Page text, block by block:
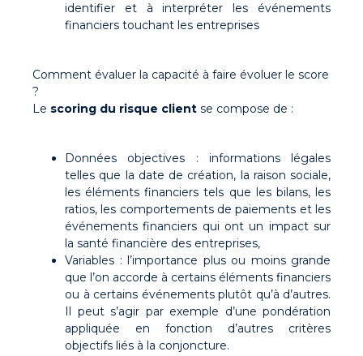
identifier et à interpréter les événements
financiers touchant les entreprises
Comment évaluer la capacité à faire évoluer le score
?
Le scoring du risque client se compose de :
Données objectives : informations légales
telles que la date de création, la raison sociale,
les éléments financiers tels que les bilans, les
ratios, les comportements de paiements et les
événements financiers qui ont un impact sur
la santé financière des entreprises,
Variables : l’importance plus ou moins grande
que l’on accorde à certains éléments financiers
ou à certains événements plutôt qu’à d’autres.
Il peut s’agir par exemple d’une pondération
appliquée en fonction d’autres critères
objectifs liés à la conjoncture.